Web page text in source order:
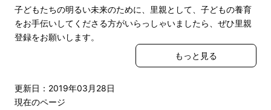
子どもたちの明るい未来のために、里親として、子どもの養育
をお手伝いしてくださる方がいらっしゃいましたら、ぜひ里親
登録をお願いします。
もっと見る
更新日：2019年03月28日
現在のページ